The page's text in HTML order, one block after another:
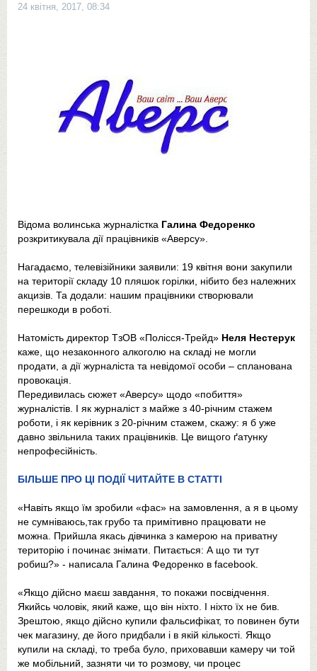
24 квітня, 2017, 08:34
Відома волинська журналістка Галина Федоренко
розкритикувала дії працівників «Аверсу».
Нагадаємо, телевізійники заявили: 19 квітня вони закупили
на території складу 10 пляшок горілки, нібито без належних
акцизів. Та додали: нашим працівники створювали
перешкоди в роботі.
Натомість директор ТзОВ «Полісся-Трейд» Неля Нестерук
каже, що незаконного алкоголю на складі не могли
продати, а дії журналіста та невідомої особи – спланована
провокація.
Передивилась сюжет «Аверсу» щодо «побиття»
журналістів. І як журналіст з майже з 40-річним стажем
роботи, і як керівник з 20-річним стажем, скажу: я б уже
давно звільнила таких працівників. Це вищого ґатунку
непрофесійність.
БІЛЬШЕ ПРО ЦІ ПОДІЇ ЧИТАЙТЕ В СТАТТІ
«Навіть якщо їм зробили «фас» на замовлення, а я в цьому
не сумніваюсь,так грубо та примітивно працювати не
можна. Прийшла якась дівчинка з камерою на приватну
територію і починає знімати. Питається: А що ти тут
робиш?» - написала Галина Федоренко в facebook.
«Якщо дійсно маєш завдання, то покажи посвідчення.
Якийсь чоловік, який каже, що він ніхто. І ніхто їх не бив.
Зрештою, якщо дійсно купили фальсифікат, то повинен бути
чек магазину, де його придбали і в якій кількості. Якщо
купили на складі, то треба було, приховавши камеру чи той
же мобільний, зазняти чи то розмову, чи процес